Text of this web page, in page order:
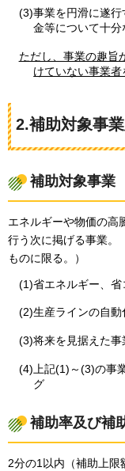
(3)事業を円滑に遂
金等について十分
ただし、事業の趣旨
けていない事業者
2.補助対象事
補助対象事業
エネルギーや物価の高
行う次に掲げる事業。
ものに限る。）
(1)省エネルギー、
(2)生産ラインの自
(3)将来を見据えた
(4)上記(1)～(3)の事
グ
補助率及び補
2分の1以内（補助上限